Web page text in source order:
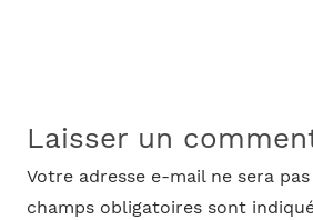
Laisser un
Votre adresse e-mail ne sera
champs obligatoires sont